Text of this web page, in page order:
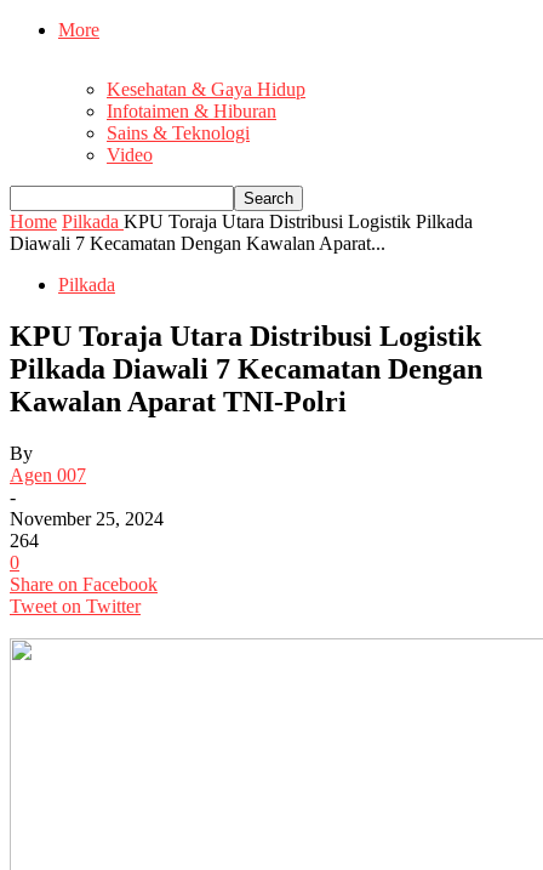
More
Kesehatan & Gaya Hidup
Infotaimen & Hiburan
Sains & Teknologi
Video
Home Pilkada KPU Toraja Utara Distribusi Logistik Pilkada
Diawali 7 Kecamatan Dengan Kawalan Aparat...
Pilkada
KPU Toraja Utara Distribusi Logistik
Pilkada Diawali 7 Kecamatan Dengan
Kawalan Aparat TNI-Polri
By
Agen 007
-
November 25, 2024
264
0
Share on Facebook
Tweet on Twitter